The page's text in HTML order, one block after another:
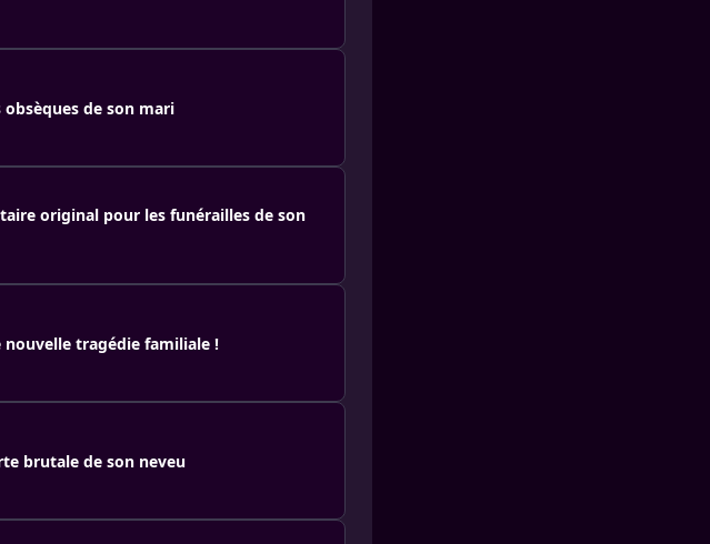
de son mari
original pour les funérailles de son
nouvelle tragédie familiale !
brutale de son neveu